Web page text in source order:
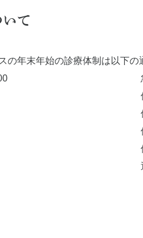
症例集
て
の年末年始の診療体制は以下